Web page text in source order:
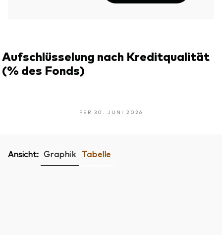
Aufschlüsselung nach Kreditqualität
(% des Fonds)
PER 30. JUNI 2026
Ansicht: Graphik Tabelle